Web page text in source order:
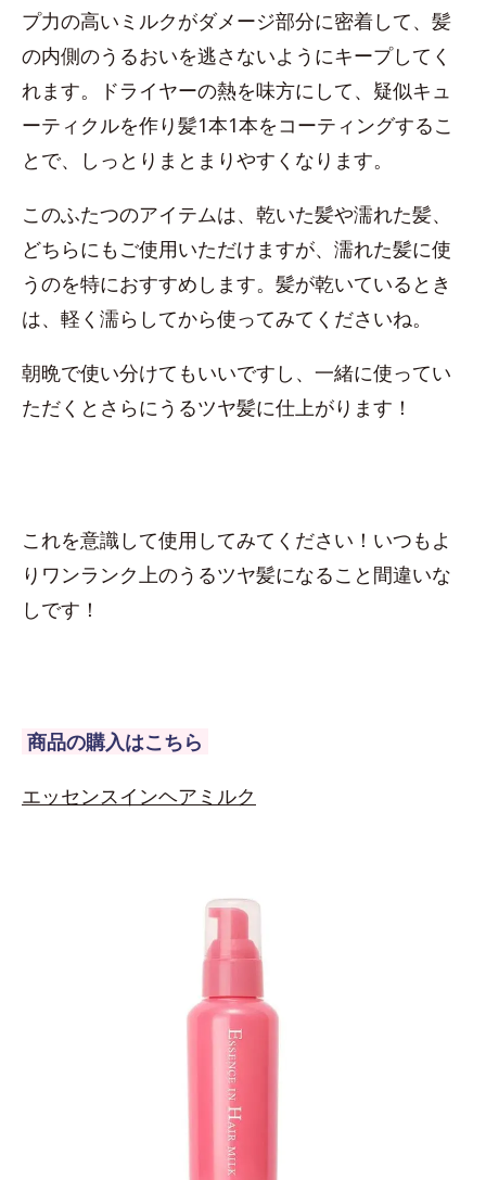
プ力の高いミルクがダメージ部分に密着して、髪
の内側のうるおいを逃さないようにキープしてく
れます。ドライヤーの熱を味方にして、疑似キュ
ーティクルを作り髪1本1本をコーティングするこ
とで、しっとりまとまりやすくなります。
このふたつのアイテムは、乾いた髪や濡れた髪、
どちらにもご使用いただけますが、濡れた髪に使
うのを特におすすめします。髪が乾いているとき
は、軽く濡らしてから使ってみてくださいね。
朝晩で使い分けてもいいですし、一緒に使ってい
ただくとさらにうるツヤ髪に仕上がります！
これを意識して使用してみてください！いつもよ
りワンランク上のうるツヤ髪になること間違いな
しです！
商品の購入はこちら
エッセンスインヘアミルク